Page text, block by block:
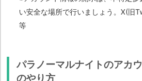
い安全な場所で行いましょう。X(旧
等
パラノーマルナイトのアカ
のやり方